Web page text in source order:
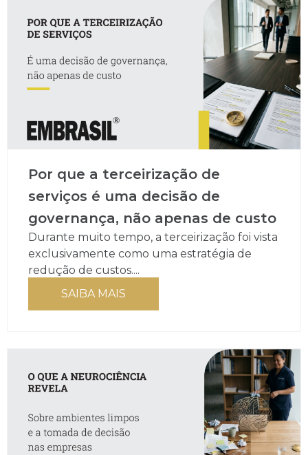
Por que a terceirização de
serviços é uma decisão de
governança, não apenas de custo
Durante muito tempo, a terceirização foi vista
exclusivamente como uma estratégia de
redução de custos....
SAIBA MAIS